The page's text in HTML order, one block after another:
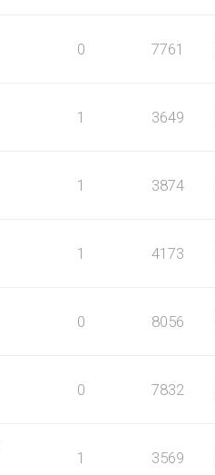
0 7761
1 3649
1 3874
1 4173
0 8056
0 7832
1 3569